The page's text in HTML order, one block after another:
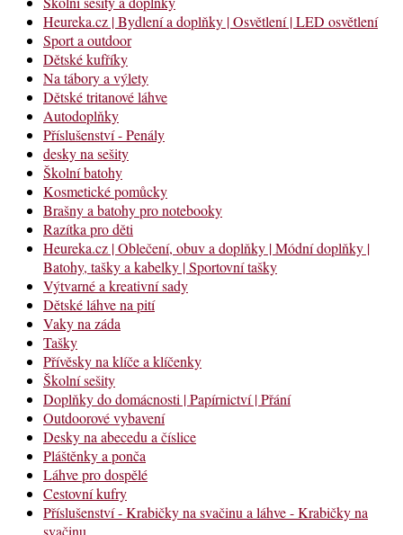
Heureka.cz | Bydlení a doplňky | Osvětlení | LED osvětlení
Sport a outdoor
Dětské kufříky
Na tábory a výlety
Dětské tritanové láhve
Autodoplňky
Příslušenství - Penály
desky na sešity
Školní batohy
Kosmetické pomůcky
Brašny a batohy pro notebooky
Razítka pro děti
Heureka.cz | Oblečení, obuv a doplňky | Módní doplňky |
Batohy, tašky a kabelky | Sportovní tašky
Výtvarné a kreativní sady
Dětské láhve na pití
Vaky na záda
Tašky
Přívěsky na klíče a klíčenky
Školní sešity
Doplňky do domácnosti | Papírnictví | Přání
Outdoorové vybavení
Desky na abecedu a číslice
Pláštěnky a ponča
Láhve pro dospělé
Cestovní kufry
Příslušenství - Krabičky na svačinu a láhve - Krabičky na
svačinu